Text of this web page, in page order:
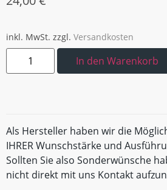
inkl. MwSt. zzgl. Versandkosten
In den Warenkorb
Als Hersteller haben wir die
IHRER Wunschstärke und
Sollten Sie also Sonderwünsche
nicht direkt mit uns Kontakt